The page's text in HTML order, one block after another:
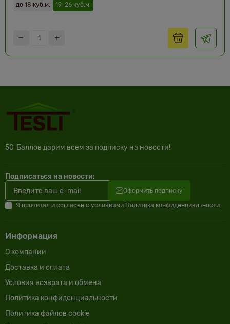
до 18 куб.м. 19-26 куб.м.
50 Баллов дарим всем за подписку на новости!
Подписаться на новости:
Оформить подписку
Я прочитал и согласен с условиями Политика конфиденциальности
Информация
О компании
Доставка и оплата
Условия возврата и обмена
Политика конфиденциальности
Политика файлов cookie